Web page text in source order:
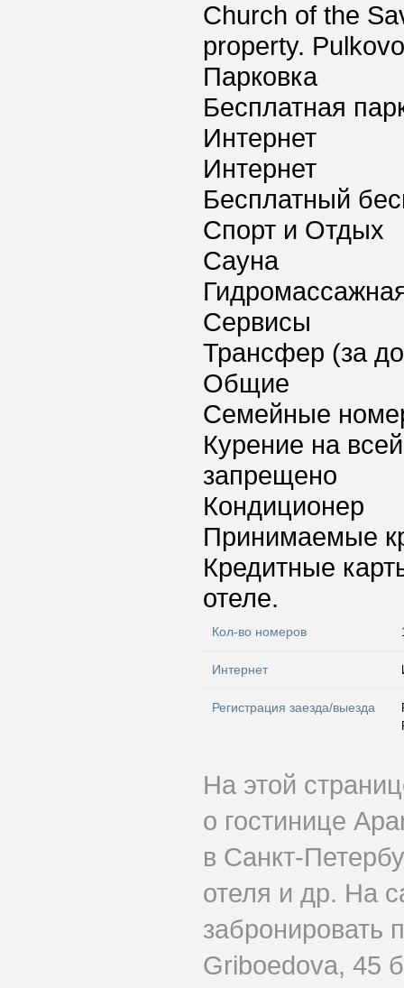
Church of the
property.
Парковка
Бесплатная
Интернет
Интернет
Бесплатный
Спорт и Отдых
Сауна
Сервисы
Трансфер (за
Общие
Семейные
Курение на
запрещено
Кондиционер
Принимаемые
Кредитные
отеле.
Кол-во номеров
Интернет
Регистрация заезда/выезда
На этой
о гостинице
в Санкт-
отеля и др. На
забронировать
Griboedova, 45